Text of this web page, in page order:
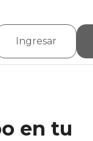
Ingresar
en tu